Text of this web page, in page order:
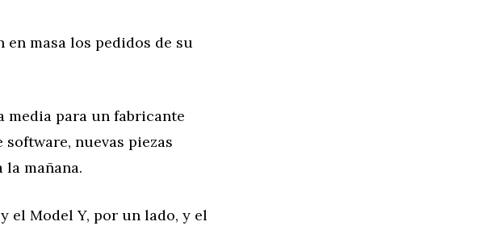
en masa los pedidos de su
media para un fabricante
nuevas piezas
mañana.
el Model Y, por un lado, y el